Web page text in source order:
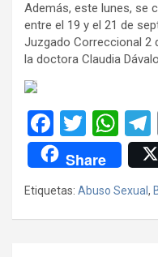
Además, este lunes, se
entre el 19 y el 21 de
Juzgado Correccional 2
la doctora Claudia
F
a
ce
b
o
T
wi
tt
er
W
h
at
s
A
Share
Etiquetas: Abuso Sexual ,